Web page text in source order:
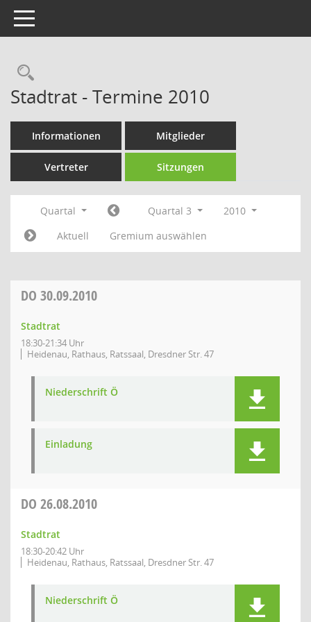
Toggle navigation
Rechercheauswahl
Stadtrat - Termine 2010
Informationen Mitglieder
Vertreter Sitzungen
Quartal Quartal 3
2010
Aktuell
Gremium auswählen
DO 30.09.2010
Stadtrat
18:30-21:34 Uhr
Heidenau, Rathaus, Ratssaal, Dresdner Str. 47
Niederschrift Ö
Einladung
DO 26.08.2010
Stadtrat
18:30-20:42 Uhr
Heidenau, Rathaus, Ratssaal, Dresdner Str. 47
Niederschrift Ö